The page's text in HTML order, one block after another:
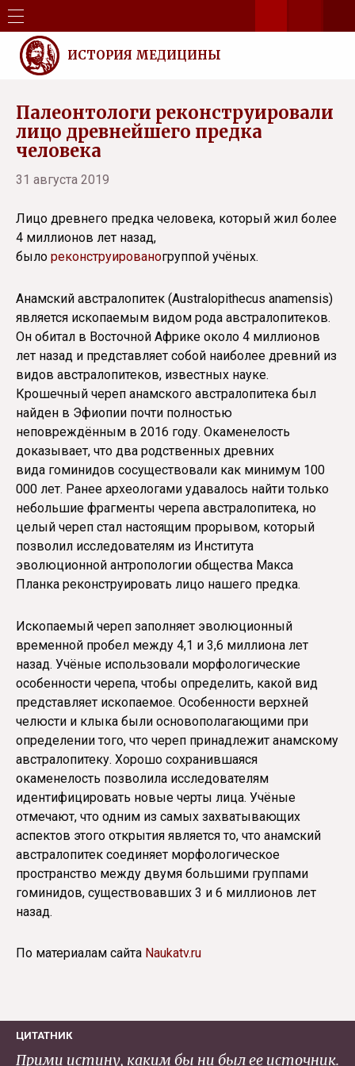
ИСТОРИЯ МЕДИЦИНЫ
Палеонтологи реконструировали
лицо древнейшего предка
человека
31 августа 2019
Лицо древнего предка человека, который жил более
4 миллионов лет назад,
было реконструированогруппой учёных.
Анамский австралопитек (Australopithecus anamensis)
является ископаемым видом рода австралопитеков.
Он обитал в Восточной Африке около 4 миллионов
лет назад и представляет собой наиболее древний из
видов австралопитеков, известных науке.
Крошечный череп анамского австралопитека был
найден в Эфиопии почти полностью
неповреждённым в 2016 году. Окаменелость
доказывает, что два родственных древних
вида гоминидов сосуществовали как минимум 100
000 лет. Ранее археологами удавалось найти только
небольшие фрагменты черепа австралопитека, но
целый череп стал настоящим прорывом, который
позволил исследователям из Института
эволюционной антропологии общества Макса
Планка реконструировать лицо нашего предка.
Ископаемый череп заполняет эволюционный
временной пробел между 4,1 и 3,6 миллиона лет
назад. Учёные использовали морфологические
особенности черепа, чтобы определить, какой вид
представляет ископаемое. Особенности верхней
челюсти и клыка были основополагающими при
определении того, что череп принадлежит анамскому
австралопитеку. Хорошо сохранившаяся
окаменелость позволила исследователям
идентифицировать новые черты лица. Учёные
отмечают, что одним из самых захватывающих
аспектов этого открытия является то, что анамский
австралопитек соединяет морфологическое
пространство между двумя большими группами
гоминидов, существовавших 3 и 6 миллионов лет
назад.
По материалам сайта Naukatv.ru
ЦИТАТНИК
Прими истину, каким бы ни был ее источник.